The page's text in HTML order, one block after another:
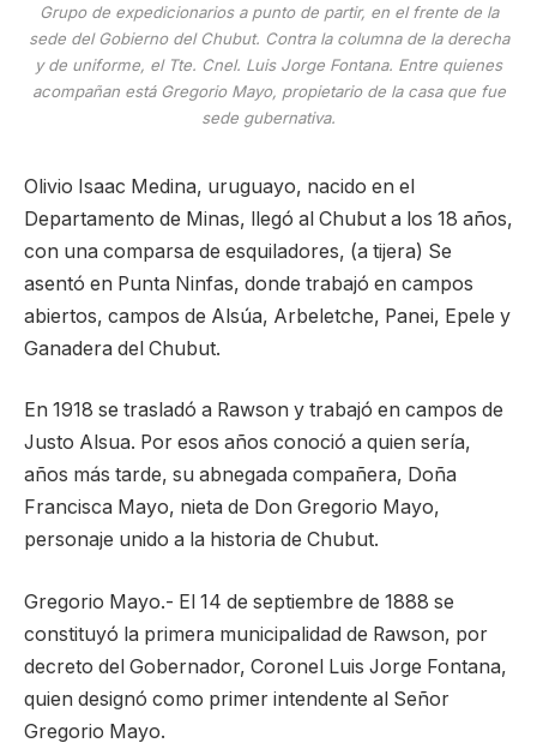
Grupo de expedicionarios a punto de partir, en el frente de la
sede del Gobierno del Chubut. Contra la columna de la derecha
y de uniforme, el Tte. Cnel. Luis Jorge Fontana. Entre quienes
acompañan está Gregorio Mayo, propietario de la casa que fue
sede gubernativa.
Olivio Isaac Medina, uruguayo, nacido en el
Departamento de Minas, llegó al Chubut a los 18 años,
con una comparsa de esquiladores, (a tijera) Se
asentó en Punta Ninfas, donde trabajó en campos
abiertos, campos de Alsúa, Arbeletche, Panei, Epele y
Ganadera del Chubut.
En 1918 se trasladó a Rawson y trabajó en campos de
Justo Alsua. Por esos años conoció a quien sería,
años más tarde, su abnegada compañera, Doña
Francisca Mayo, nieta de Don Gregorio Mayo,
personaje unido a la historia de Chubut.
Gregorio Mayo.- El 14 de septiembre de 1888 se
constituyó la primera municipalidad de Rawson, por
decreto del Gobernador, Coronel Luis Jorge Fontana,
quien designó como primer intendente al Señor
Gregorio Mayo.